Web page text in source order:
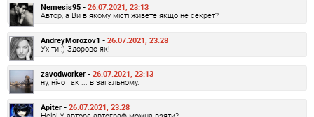
Nemesis95 - 26.07.2021, 23:13
Автор, а Ви в якому місті живете якщо не секрет?
AndreyMorozov1 - 26.07.2021, 23:28
Ух ти :) Здорово як!
zavodworker - 26.07.2021, 23:13
ну, нічо так ... в загальному.
Apiter - 26.07.2021, 23:28